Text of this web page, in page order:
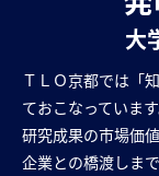
大
ＴＬＯ京都では「
ておこなっています
研究成果の市場価
企業との橋渡しま